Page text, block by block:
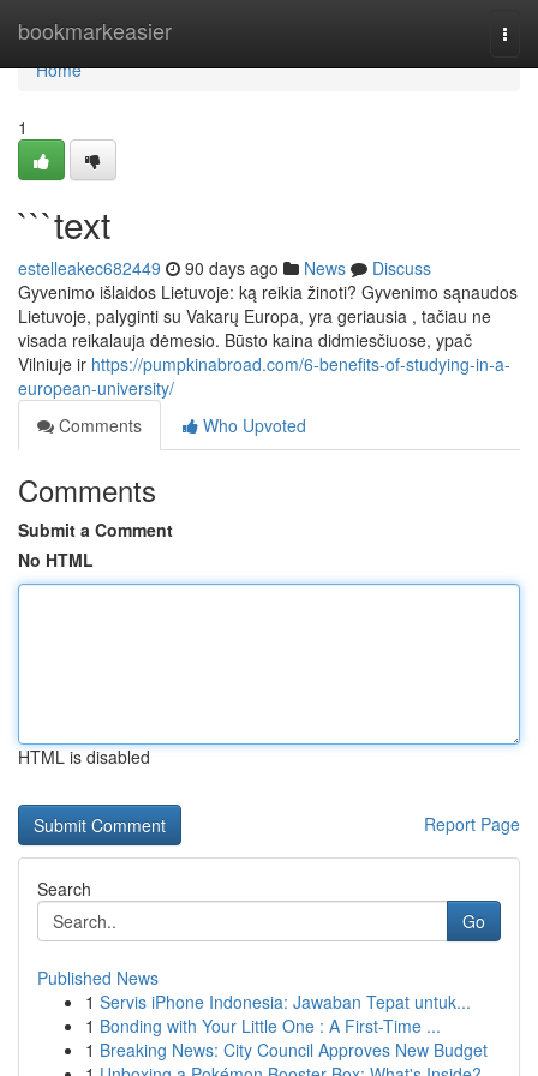
bookmarkeasier
Home
Home
1
```text
estelleakec682449 90 days ago News
Discuss
Gyvenimo išlaidos Lietuvoje: ką reikia žinoti? Gyvenimo sąnaudos
Lietuvoje, palyginti su Vakarų Europa, yra geriausia , tačiau ne
visada reikalauja dėmesio. Būsto kaina didmiesčiuose, ypač
Vilniuje ir https://pumpkinabroad.com/6-benefits-of-studying-in-a-
european-university/
Comments
Who Upvoted
Comments
Submit a Comment
No HTML
HTML is disabled
Report Page
Search
Go
Published News
1 Servis iPhone Indonesia: Jawaban Tepat untuk...
1 Bonding with Your Little One : A First-Time ...
1 Breaking News: City Council Approves New Budget